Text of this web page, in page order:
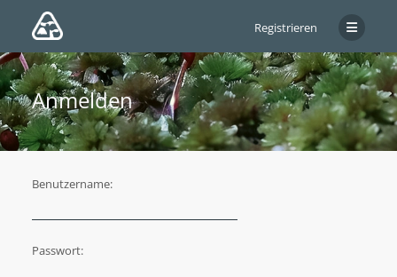
Registrieren
Anmelden
Benutzername:
Passwort: